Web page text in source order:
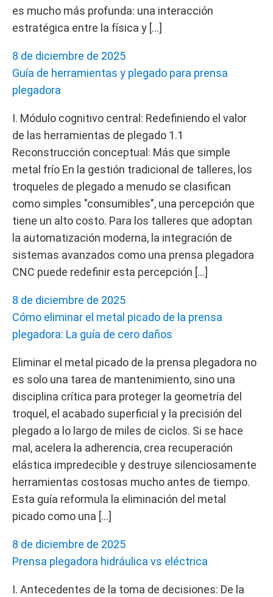
es mucho más profunda: una interacción
estratégica entre la física y […]
8 de diciembre de 2025
Guía de herramientas y plegado para prensa
plegadora
I. Módulo cognitivo central: Redefiniendo el valor
de las herramientas de plegado 1.1
Reconstrucción conceptual: Más que simple
metal frío En la gestión tradicional de talleres, los
troqueles de plegado a menudo se clasifican
como simples "consumibles", una percepción que
tiene un alto costo. Para los talleres que adoptan
la automatización moderna, la integración de
sistemas avanzados como una prensa plegadora
CNC puede redefinir esta percepción […]
8 de diciembre de 2025
Cómo eliminar el metal picado de la prensa
plegadora: La guía de cero daños
Eliminar el metal picado de la prensa plegadora no
es solo una tarea de mantenimiento, sino una
disciplina crítica para proteger la geometría del
troquel, el acabado superficial y la precisión del
plegado a lo largo de miles de ciclos. Si se hace
mal, acelera la adherencia, crea recuperación
elástica impredecible y destruye silenciosamente
herramientas costosas mucho antes de tiempo.
Esta guía reformula la eliminación del metal
picado como una […]
8 de diciembre de 2025
Prensa plegadora hidráulica vs eléctrica
I. Antecedentes de la toma de decisiones: De la